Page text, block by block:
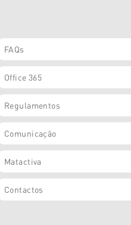
FAQs
Office 365
Regulamentos
Comunicação
Matactiva
Contactos